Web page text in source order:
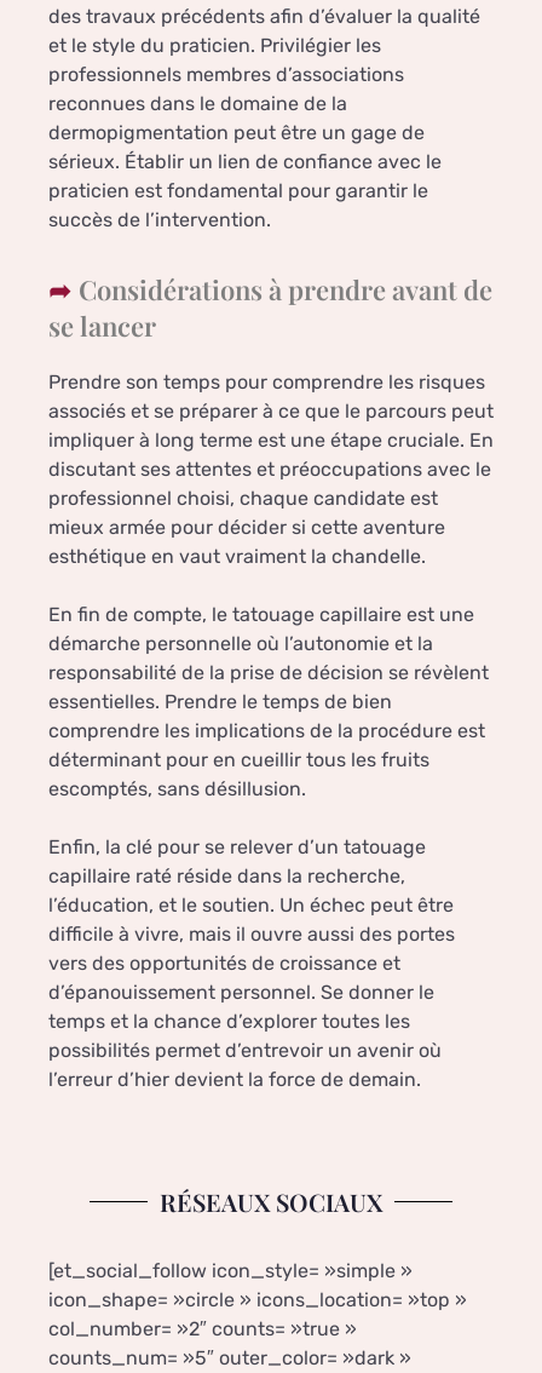
des travaux précédents afin d’évaluer la qualité
et le style du praticien. Privilégier les
professionnels membres d’associations
reconnues dans le domaine de la
dermopigmentation peut être un gage de
sérieux. Établir un lien de confiance avec le
praticien est fondamental pour garantir le
succès de l’intervention.
Considérations à prendre avant de
se lancer
Prendre son temps pour comprendre les risques
associés et se préparer à ce que le parcours peut
impliquer à long terme est une étape cruciale. En
discutant ses attentes et préoccupations avec le
professionnel choisi, chaque candidate est
mieux armée pour décider si cette aventure
esthétique en vaut vraiment la chandelle.
En fin de compte, le tatouage capillaire est une
démarche personnelle où l’autonomie et la
responsabilité de la prise de décision se révèlent
essentielles. Prendre le temps de bien
comprendre les implications de la procédure est
déterminant pour en cueillir tous les fruits
escomptés, sans désillusion.
Enfin, la clé pour se relever d’un tatouage
capillaire raté réside dans la recherche,
l’éducation, et le soutien. Un échec peut être
difficile à vivre, mais il ouvre aussi des portes
vers des opportunités de croissance et
d’épanouissement personnel. Se donner le
temps et la chance d’explorer toutes les
possibilités permet d’entrevoir un avenir où
l’erreur d’hier devient la force de demain.
RÉSEAUX SOCIAUX
[et_social_follow icon_style= »simple »
icon_shape= »circle » icons_location= »top »
col_number= »2″ counts= »true »
counts_num= »5″ outer_color= »dark »